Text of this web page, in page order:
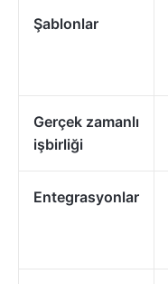
Şablonlar
Gerçek zamanlı
işbirliği
Entegrasyonlar